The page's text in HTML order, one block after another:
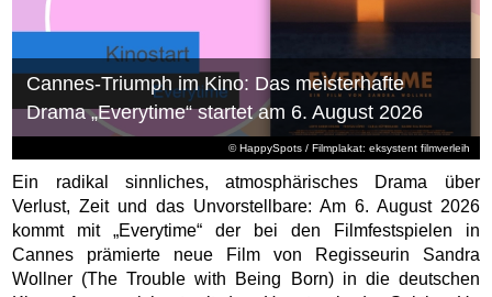
© HappySpots / Filmplakat: eksystent filmverleih
Cannes-Triumph im Kino: Das meisterhafte
Drama „Everytime“ startet am 6. August 2026
Ein radikal sinnliches, atmosphärisches Drama über
Verlust, Zeit und das Unvorstellbare: Am 6. August 2026
kommt mit „Everytime“ der bei den Filmfestspielen in
Cannes prämierte neue Film von Regisseurin Sandra
Wollner (The Trouble with Being Born) in die deutschen